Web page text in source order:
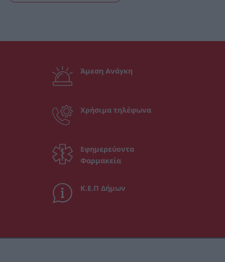
Άμεση Ανάγκη
Χρήσιμα τηλέφωνα
Εφημερεύοντα
Φαρμακεία
Κ.Ε.Π Δήμων